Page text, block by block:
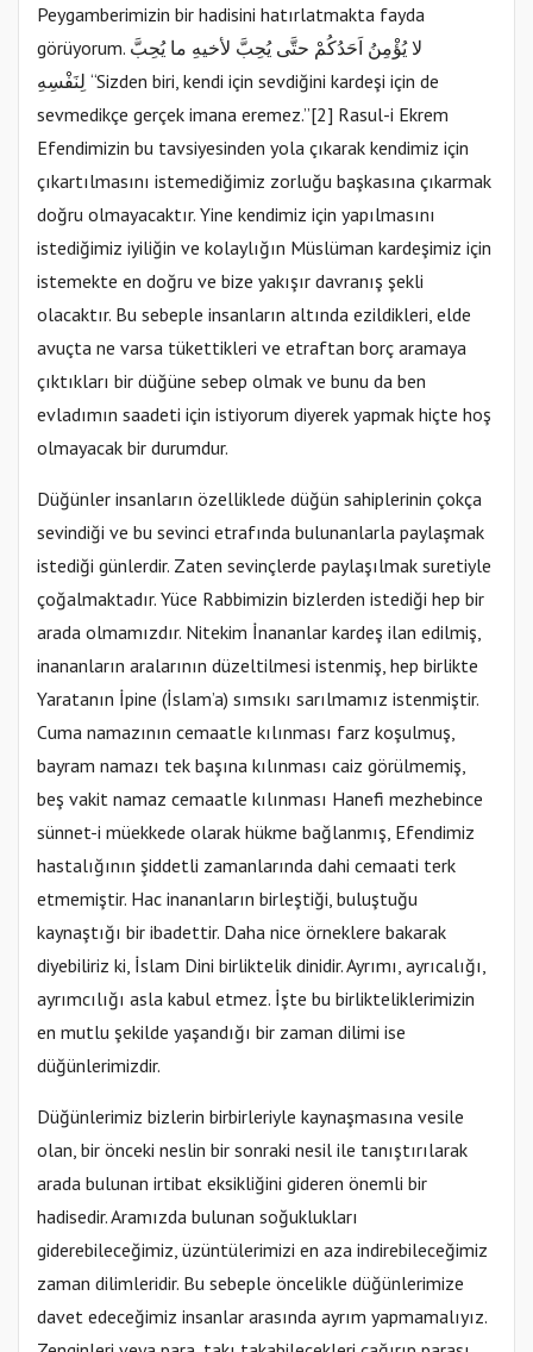
Peygamberimizin bir hadisini hatırlatmakta fayda
görüyorum. ﻻ يُؤْمِنُ اَحَدُكُمْ حتَّى يُحِبَّ ﻷخيهِ ما يُحِبَّ
لِنَفْسِهِ “Sizden biri, kendi için sevdiğini kardeşi için de
sevmedikçe gerçek imana eremez.”[2] Rasul-i Ekrem
Efendimizin bu tavsiyesinden yola çıkarak kendimiz için
çıkartılmasını istemediğimiz zorluğu başkasına çıkarmak
doğru olmayacaktır. Yine kendimiz için yapılmasını
istediğimiz iyiliğin ve kolaylığın Müslüman kardeşimiz için
istemekte en doğru ve bize yakışır davranış şekli
olacaktır. Bu sebeple insanların altında ezildikleri, elde
avuçta ne varsa tükettikleri ve etraftan borç aramaya
çıktıkları bir düğüne sebep olmak ve bunu da ben
evladımın saadeti için istiyorum diyerek yapmak hiçte hoş
olmayacak bir durumdur.
Düğünler insanların özelliklede düğün sahiplerinin çokça
sevindiği ve bu sevinci etrafında bulunanlarla paylaşmak
istediği günlerdir. Zaten sevinçlerde paylaşılmak suretiyle
çoğalmaktadır. Yüce Rabbimizin bizlerden istediği hep bir
arada olmamızdır. Nitekim İnananlar kardeş ilan edilmiş,
inananların aralarının düzeltilmesi istenmiş, hep birlikte
Yaratanın İpine (İslam’a) sımsıkı sarılmamız istenmiştir.
Cuma namazının cemaatle kılınması farz koşulmuş,
bayram namazı tek başına kılınması caiz görülmemiş,
beş vakit namaz cemaatle kılınması Hanefi mezhebince
sünnet-i müekkede olarak hükme bağlanmış, Efendimiz
hastalığının şiddetli zamanlarında dahi cemaati terk
etmemiştir. Hac inananların birleştiği, buluştuğu
kaynaştığı bir ibadettir. Daha nice örneklere bakarak
diyebiliriz ki, İslam Dini birliktelik dinidir. Ayrımı, ayrıcalığı,
ayrımcılığı asla kabul etmez. İşte bu birlikteliklerimizin
en mutlu şekilde yaşandığı bir zaman dilimi ise
düğünlerimizdir.
Düğünlerimiz bizlerin birbirleriyle kaynaşmasına vesile
olan, bir önceki neslin bir sonraki nesil ile tanıştırılarak
arada bulunan irtibat eksikliğini gideren önemli bir
hadisedir. Aramızda bulunan soğuklukları
giderebileceğimiz, üzüntülerimizi en aza indirebileceğimiz
zaman dilimleridir. Bu sebeple öncelikle düğünlerimize
davet edeceğimiz insanlar arasında ayrım yapmamalıyız.